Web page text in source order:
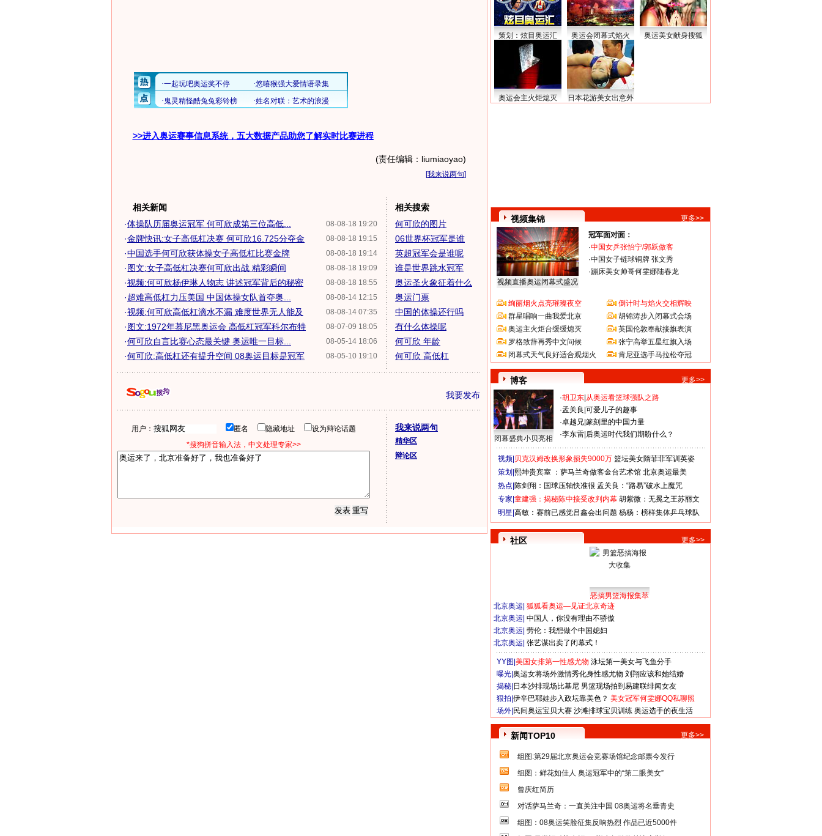
>>进入奥运赛事信息系统，五大数据产品助您了解实时比赛进程
(责任编辑：liumiaoyao)
[我来说两句]
相关新闻
08-08-18 19:20
·体操队历届奥运冠军 何可欣成第三位高低...
08-08-18 19:15
·金牌快讯:女子高低杠决赛 何可欣16.725分夺金
08-08-18 19:14
·中国选手何可欣获体操女子高低杠比赛金牌
08-08-18 19:09
·图文:女子高低杠决赛何可欣出战 精彩瞬间
08-08-18 18:55
·视频:何可欣杨伊琳人物志 讲述冠军背后的秘密
08-08-14 12:15
·超难高低杠力压美国 中国体操女队首夺奥...
08-08-14 07:35
·视频:何可欣高低杠滴水不漏 难度世界无人能及
08-07-09 18:05
·图文:1972年慕尼黑奥运会 高低杠冠军科尔布特
08-05-14 18:06
·何可欣自言比赛心态最关键 奥运唯一目标...
08-05-10 19:10
·何可欣:高低杠还有提升空间 08奥运目标是冠军
相关搜索
何可欣的图片
06世界杯冠军是谁
英超冠军会是谁呢
谁是世界跳水冠军
奥运圣火象征着什么
奥运门票
中国的体操还行吗
有什么体操呢
何可欣 年龄
何可欣 高低杠
我要发布
用户： 匿名 隐藏地址
设为辩论话题
*搜狗拼音输入法，中文处理专家>>
我来说两句
精华区
辩论区
策划：炫目奥运汇 奥运会闭幕式焰火 奥运美女献身搜狐
奥运会主火炬熄灭 日本花游美女出意外
视频集锦 更多>>
视频直播奥运闭幕式盛况
冠军面对面：
·中国女乒张怡宁/郭跃做客
·中国女子链球铜牌 张文秀
·蹦床美女帅哥何雯娜陆春龙
绚丽烟火点亮璀璨夜空
群星唱响一曲我爱北京
奥运主火炬台缓缓熄灭
罗格致辞再秀中文问候
闭幕式天气良好适合观烟火
倒计时与焰火交相辉映
胡锦涛步入闭幕式会场
英国伦敦奉献接旗表演
张宁高举五星红旗入场
肯尼亚选手马拉松夺冠
博客 更多>>
闭幕盛典小贝亮相
·胡卫东 从奥运看篮球强队之路
·孟关良 可爱儿子的趣事
·卓越兄 篆刻里的中国力量
·李东雷 后奥运时代我们期盼什么？
视频| 贝克汉姆改换形象损失9000万 篮坛美女隋菲菲军训英姿
策划| 熙坤贵宾室 ：萨马兰奇做客金台艺术馆 北京奥运最美
热点| 陈剑翔：国球压轴快准很 孟关良：“路易”破水上魔咒
专家| 童建强：揭秘陈中接受改判内幕 胡紫微：无冕之王苏丽文
明星| 高敏：赛前已感觉吕鑫会出问题 杨杨：榜样集体乒乓球队
社区 更多>>
恶搞男篮海报集萃
北京奥运 狐狐看奥运—见证北京奇迹
北京奥运 中国人，你没有理由不骄傲
北京奥运 劳伦：我想做个中国媳妇
北京奥运 张艺谋出卖了闭幕式！
YY图| 美国女排第一性感尤物 泳坛第一美女与飞鱼分手
曝光| 奥运女将场外激情秀化身性感尤物 刘翔应该和她结婚
揭秘| 日本沙排现场比基尼 男篮现场拍到易建联绯闻女友
狠拍| 伊辛巴耶娃步入政坛靠美色？ 美女冠军何雯娜QQ私聊照
场外| 民间奥运宝贝大赛 沙滩排球宝贝训练 奥运选手的夜生活
新闻TOP10 更多>>
组图:第29届北京奥运会竞赛场馆纪念邮票今发行
组图：鲜花如佳人 奥运冠军中的“第二眼美女”
曾庆红简历
对话萨马兰奇：一直关注中国 08奥运将名垂青史
组图：08奥运笑脸征集反响热烈 作品已近5000件